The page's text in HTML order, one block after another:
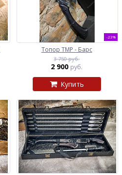
-23%
Топор ТМР - Барс
3 750 руб.
2 900 руб.
Купить